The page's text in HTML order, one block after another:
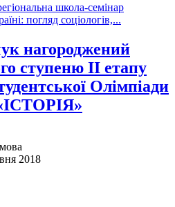
школа-семінар
погляд соціологів,...
нагороджений
ступеню ІІ етапу
Олімпіади
«ІСТОРІЯ»
2018